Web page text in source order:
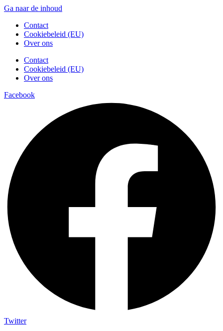
Ga naar de inhoud
Contact
Cookiebeleid (EU)
Over ons
Contact
Cookiebeleid (EU)
Over ons
Facebook
Twitter